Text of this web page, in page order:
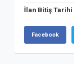
İlan Bitiş Tarihi
Facebook